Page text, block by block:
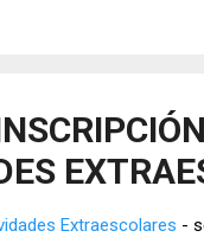
Extraescolares -